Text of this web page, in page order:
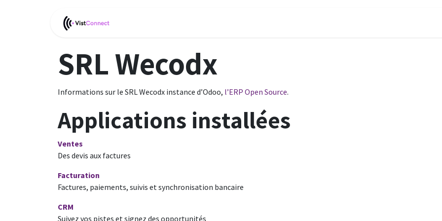
SRL Wecodx
Informations sur le SRL Wecodx instance d’Odoo, l’ERP Open Source.
Applications installées
Ventes
Des devis aux factures
Facturation
Factures, paiements, suivis et synchronisation bancaire
CRM
Suivez vos pistes et signez des opportunités